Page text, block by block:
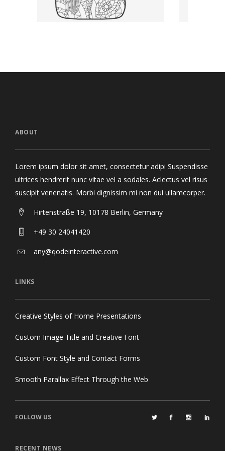
ABOUT
Lorem ipsum dolor sit amet, consectetur adipi Suspendisse
ultrices hendrerit nunc vitae vel a sodales. Aclectus vel risus
suscipit venenatis. Morbi dignissim mi non dui ullamcorper.
Hirtenstraße 19, 10178 Berlin, Germany
+49 30 24041420
any@qodeinteractive.com
LINKS
Creative Styles of Home Presentations
Custom Image Title and Creative Font
Custom Font Style and Contact Forms
Smooth Parallax Effect Through the Web
FOLLOW US
RECENT NEWS